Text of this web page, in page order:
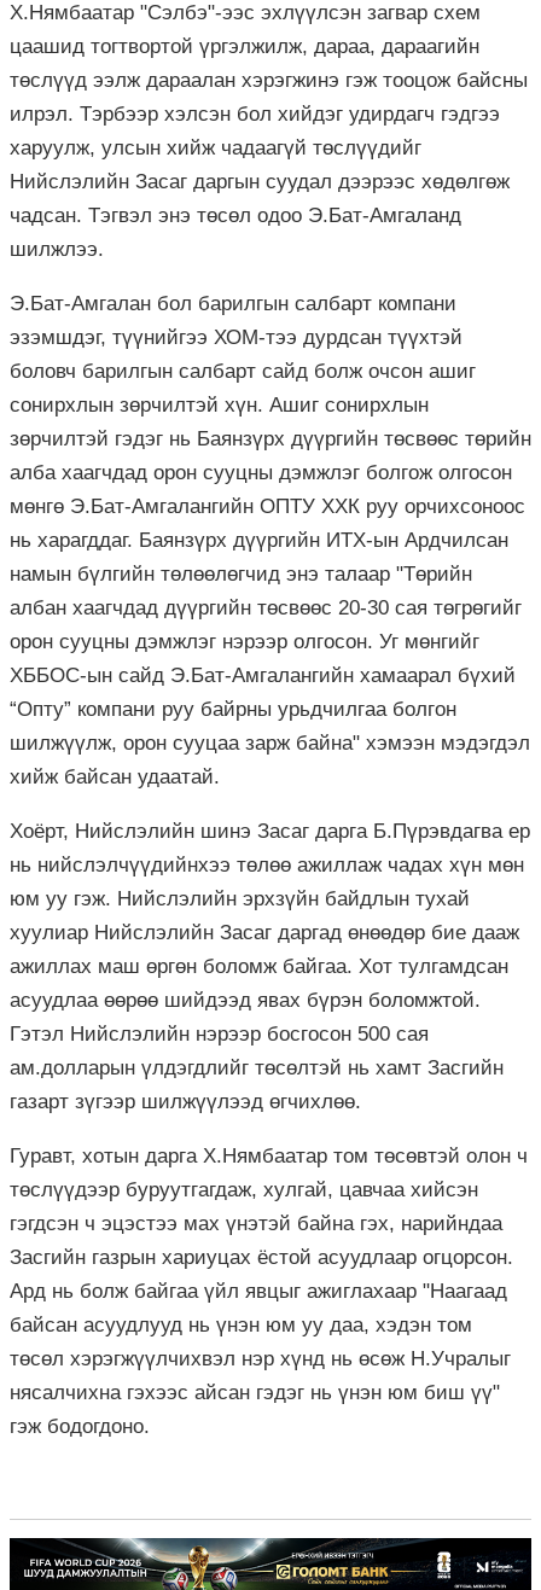
Х.Нямбаатар "Сэлбэ"-ээс эхлүүлсэн загвар схем
цаашид тогтвортой үргэлжилж, дараа, дараагийн
төслүүд ээлж дараалан хэрэгжинэ гэж тооцож байсны
илрэл. Тэрбээр хэлсэн бол хийдэг удирдагч гэдгээ
харуулж, улсын хийж чадаагүй төслүүдийг
Нийслэлийн Засаг даргын суудал дээрээс хөдөлгөж
чадсан. Тэгвэл энэ төсөл одоо Э.Бат-Амгаланд
шилжлээ.
Э.Бат-Амгалан бол барилгын салбарт компани
эзэмшдэг, түүнийгээ ХОМ-тээ дурдсан түүхтэй
боловч барилгын салбарт сайд болж очсон ашиг
сонирхлын зөрчилтэй хүн. Ашиг сонирхлын
зөрчилтэй гэдэг нь Баянзүрх дүүргийн төсвөөс төрийн
алба хаагчдад орон сууцны дэмжлэг болгож олгосон
мөнгө Э.Бат-Амгалангийн ОПТУ ХХК руу орчихсоноос
нь харагддаг. Баянзүрх дүүргийн ИТХ-ын Ардчилсан
намын бүлгийн төлөөлөгчид энэ талаар "Төрийн
албан хаагчдад дүүргийн төсвөөс 20-30 сая төгрөгийг
орон сууцны дэмжлэг нэрээр олгосон. Уг мөнгийг
ХББОС-ын сайд Э.Бат-Амгалангийн хамаарал бүхий
“Опту” компани руу байрны урьдчилгаа болгон
шилжүүлж, орон сууцаа зарж байна" хэмээн мэдэгдэл
хийж байсан удаатай.
Хоёрт, Нийслэлийн шинэ Засаг дарга Б.Пүрэвдагва ер
нь нийслэлчүүдийнхээ төлөө ажиллаж чадах хүн мөн
юм уу гэж. Нийслэлийн эрхзүйн байдлын тухай
хуулиар Нийслэлийн Засаг даргад өнөөдөр бие дааж
ажиллах маш өргөн боломж байгаа. Хот тулгамдсан
асуудлаа өөрөө шийдээд явах бүрэн боломжтой.
Гэтэл Нийслэлийн нэрээр босгосон 500 сая
ам.долларын үлдэгдлийг төсөлтэй нь хамт Засгийн
газарт зүгээр шилжүүлээд өгчихлөө.
Гуравт, хотын дарга Х.Нямбаатар том төсөвтэй олон ч
төслүүдээр буруутгагдаж, хулгай, цавчаа хийсэн
гэгдсэн ч эцэстээ мах үнэтэй байна гэх, нарийндаа
Засгийн газрын хариуцах ёстой асуудлаар огцорсон.
Ард нь болж байгаа үйл явцыг ажиглахаар "Наагаад
байсан асуудлууд нь үнэн юм уу даа, хэдэн том
төсөл хэрэгжүүлчихвэл нэр хүнд нь өсөж Н.Учралыг
нясалчихна гэхээс айсан гэдэг нь үнэн юм биш үү"
гэж бодогдоно.